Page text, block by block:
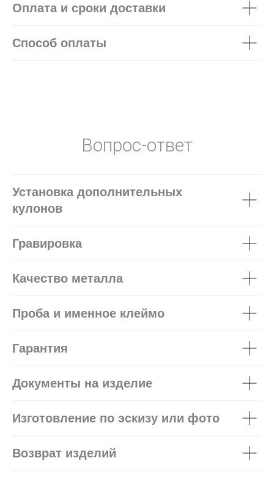
Оплата и сроки доставки
Способ оплаты
Вопрос-ответ
Установка дополнительных
кулонов
Гравировка
Качество металла
Проба и именное клеймо
Гарантия
Документы на изделие
Изготовление по эскизу или фото
Возврат изделий